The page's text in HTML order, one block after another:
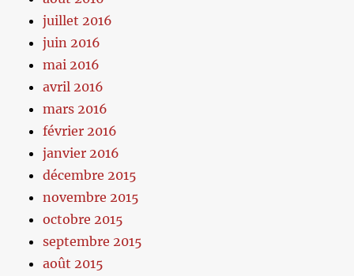
juillet 2016
juin 2016
mai 2016
avril 2016
mars 2016
février 2016
janvier 2016
décembre 2015
novembre 2015
octobre 2015
septembre 2015
août 2015